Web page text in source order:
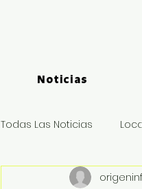
Noticias
Todas Las Noticias
Logística y Puertos